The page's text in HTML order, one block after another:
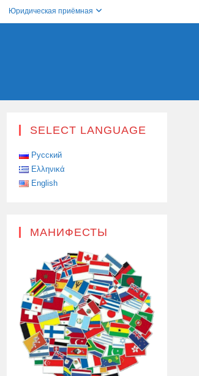
Юридическая приёмная
SELECT LANGUAGE
Русский
Ελληνικά
English
МАНИФЕСТЫ